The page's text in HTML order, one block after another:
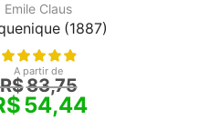
Emile Claus
(1887)
A partir de
R$83,75
54,44